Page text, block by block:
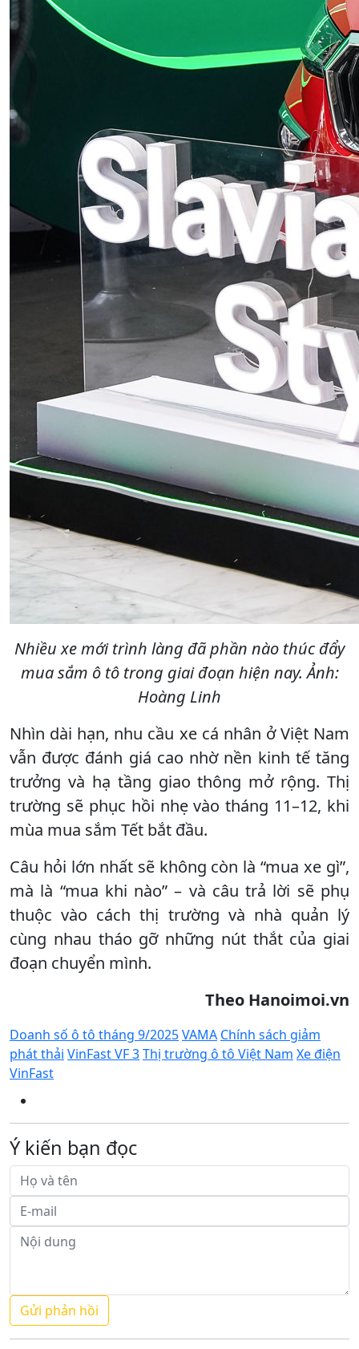
Nhiều xe mới trình làng đã phần nào thúc đẩy
mua sắm ô tô trong giai đoạn hiện nay. Ảnh:
Hoàng Linh
Nhìn dài hạn, nhu cầu xe cá nhân ở Việt Nam
vẫn được đánh giá cao nhờ nền kinh tế tăng
trưởng và hạ tầng giao thông mở rộng. Thị
trường sẽ phục hồi nhẹ vào tháng 11–12, khi
mùa mua sắm Tết bắt đầu.
Câu hỏi lớn nhất sẽ không còn là “mua xe gì”,
mà là “mua khi nào” – và câu trả lời sẽ phụ
thuộc vào cách thị trường và nhà quản lý
cùng nhau tháo gỡ những nút thắt của giai
đoạn chuyển mình.
Theo Hanoimoi.vn
Doanh số ô tô tháng 9/2025VAMA Chính sách giảm
phát thải VinFast VF 3Thị trường ô tô Việt Nam Xe điện
VinFast
Ý kiến bạn đọc